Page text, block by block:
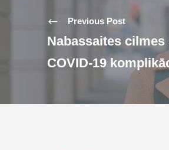
Previous Post
Nabassaites
COVID-19